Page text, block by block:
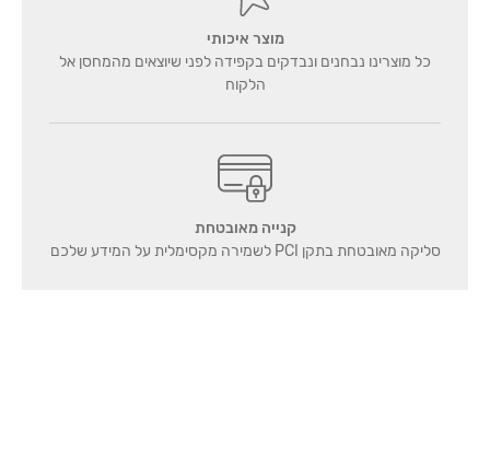
מוצר איכותי
כל מוצרינו נבחנים ונבדקים בקפידה לפני שיוצאים מהמחסן אל
הלקוח
קנייה מאובטחת
סליקה מאובטחת בתקן PCI לשמירה מקסימלית על המידע שלכם